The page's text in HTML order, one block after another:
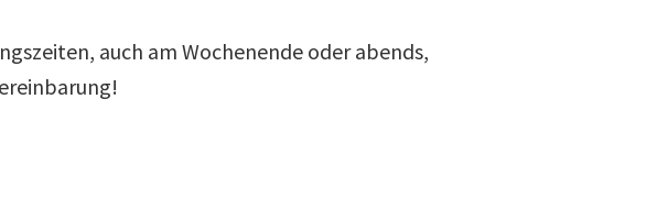
auch am Wochenende oder abends,